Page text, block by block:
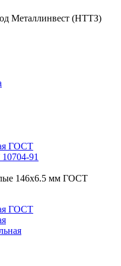
ГОСТ
91
146x6.5 мм ГОСТ
ГОСТ